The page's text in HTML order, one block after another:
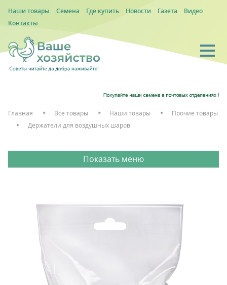
Наши товары Семена Где купить Новости Газета
Видео
Контакты
Главная Все товары Наши товары
Прочие товары
Держатели для воздушных шаров